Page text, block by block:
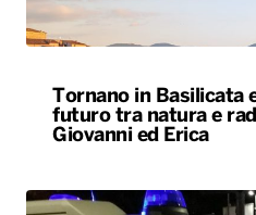
Tornano in Basilicata
futuro tra natura e
Giovanni ed Erica